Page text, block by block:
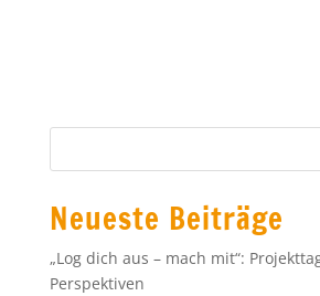
Neueste Beiträge
„Log dich aus – mach mit“:
Perspektiven